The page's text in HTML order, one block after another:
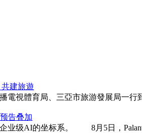
建旅遊
視體育局、三亞市旅游發展局一行
告叠加
业级AI的坐标系。 8月5日，